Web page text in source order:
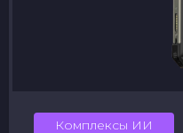
Комплексы ИИ